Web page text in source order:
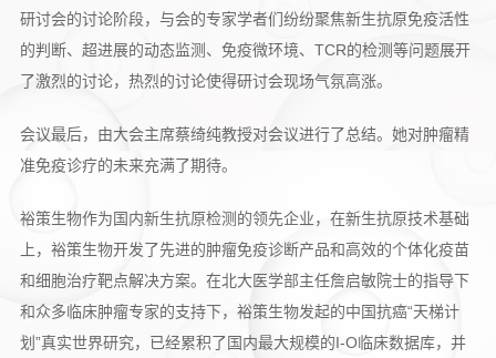
研讨会的讨论阶段，与会的专家学者们纷纷聚焦新生抗原免疫活性
的判断、超进展的动态监测、免疫微环境、TCR的检测等问题展开
了激烈的讨论，热烈的讨论使得研讨会现场气氛高涨。
会议最后，由大会主席蔡绮纯教授对会议进行了总结。她对肿瘤精
准免疫诊疗的未来充满了期待。
裕策生物作为国内新生抗原检测的领先企业，在新生抗原技术基础
上，裕策生物开发了先进的肿瘤免疫诊断产品和高效的个体化疫苗
和细胞治疗靶点解决方案。在北大医学部主任詹启敏院士的指导下
和众多临床肿瘤专家的支持下，裕策生物发起的中国抗癌“天梯计
划”真实世界研究，已经累积了国内最大规模的I-O临床数据库，并